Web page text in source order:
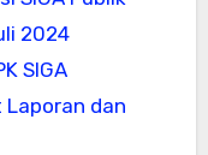
2024
SIGA
Laporan dan